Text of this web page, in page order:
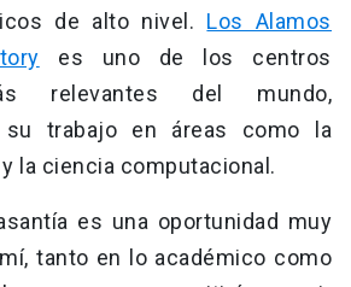
de alto nivel. Los Alamos
es uno de los centros
relevantes del mundo,
su trabajo en áreas como la
la ciencia computacional.
es una oportunidad muy
tanto en lo académico como